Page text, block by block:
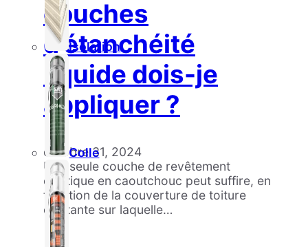
Isolation
Colle
couches
d’étanchéité
liquide dois-je
appliquer ?
octobre 31, 2024
Une seule couche de revêtement
élastique en caoutchouc peut suffire, en
fonction de la couverture de toiture
existante sur laquelle…